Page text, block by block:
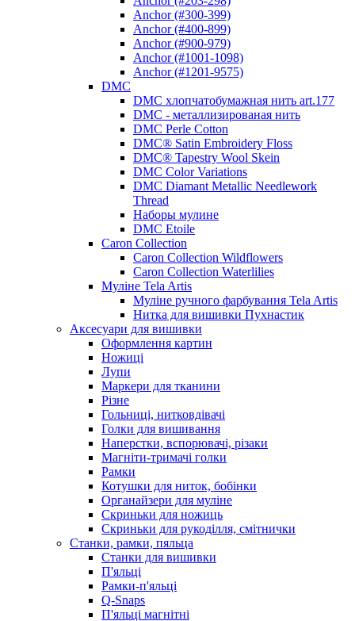
Anchor (#300-399)
Anchor (#400-899)
Anchor (#900-979)
Anchor (#1001-1098)
Anchor (#1201-9575)
DMC
DMC хлопчатобумажная нить art.177
DMC - металлизированая нить
DMC Perle Cotton
DMC® Satin Embroidery Floss
DMC® Tapestry Wool Skein
DMC Color Variations
DMC Diamant Metallic Needlework
Thread
Наборы мулине
DMC Etoile
Caron Collection
Caron Collection Wildflowers
Caron Collection Waterlilies
Муліне Tela Artis
Муліне ручного фарбування Tela Artis
Нитка для вишивки Пухнастик
Аксесуари для вишивки
Оформлення картин
Ножиці
Лупи
Маркери для тканини
Різне
Гольниці, нитковдівачі
Голки для вишивання
Наперстки, вспорювачі, різаки
Магніти-тримачі голки
Рамки
Котушки для ниток, бобінки
Органайзери для муліне
Скриньки для ножиць
Скриньки для рукоділля, смітнички
Станки, рамки, пяльца
Станки для вишивки
П'яльці
Рамки-п'яльці
Q-Snaps
П'яльці магнітні